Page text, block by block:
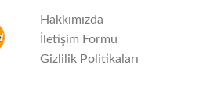
Hakkımızda
İletişim Formu
Gizlilik Politikaları